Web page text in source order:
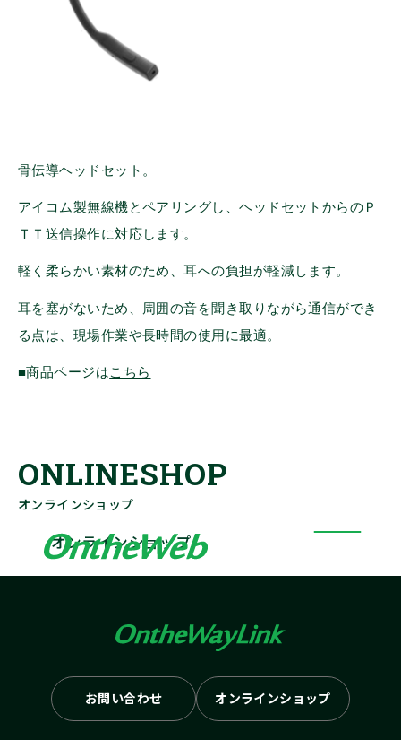
骨伝導ヘッドセット。
アイコム製無線機とペアリングし、ヘッドセットからのＰ
ＴＴ送信操作に対応します。
軽く柔らかい素材のため、耳への負担が軽減します。
耳を塞がないため、周囲の音を聞き取りながら通信ができ
る点は、現場作業や長時間の使用に最適。
■商品ページはこちら
オンラインショップ
オンラインショップ
お問い合わせ オンラインショップ